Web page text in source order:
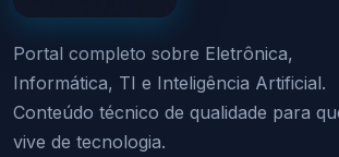
Portal completo sobre Eletrônica,
Informática, TI e Inteligência Artificial.
Conteúdo técnico de qualidade para
vive de tecnologia.